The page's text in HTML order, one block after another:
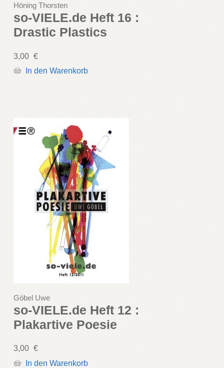
Höning Thorsten
so-VIELE.de Heft 16 :
Drastic Plastics
3,00 €
In den Warenkorb
Göbel Uwe
so-VIELE.de Heft 12 :
Plakartive Poesie
3,00 €
In den Warenkorb